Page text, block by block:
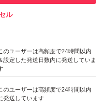
のユーザーは高頻度で24時間以内
設定した発送日数内に発送していま
のユーザーは高頻度で24時間以内
発送しています
ル
いいね！
28,400